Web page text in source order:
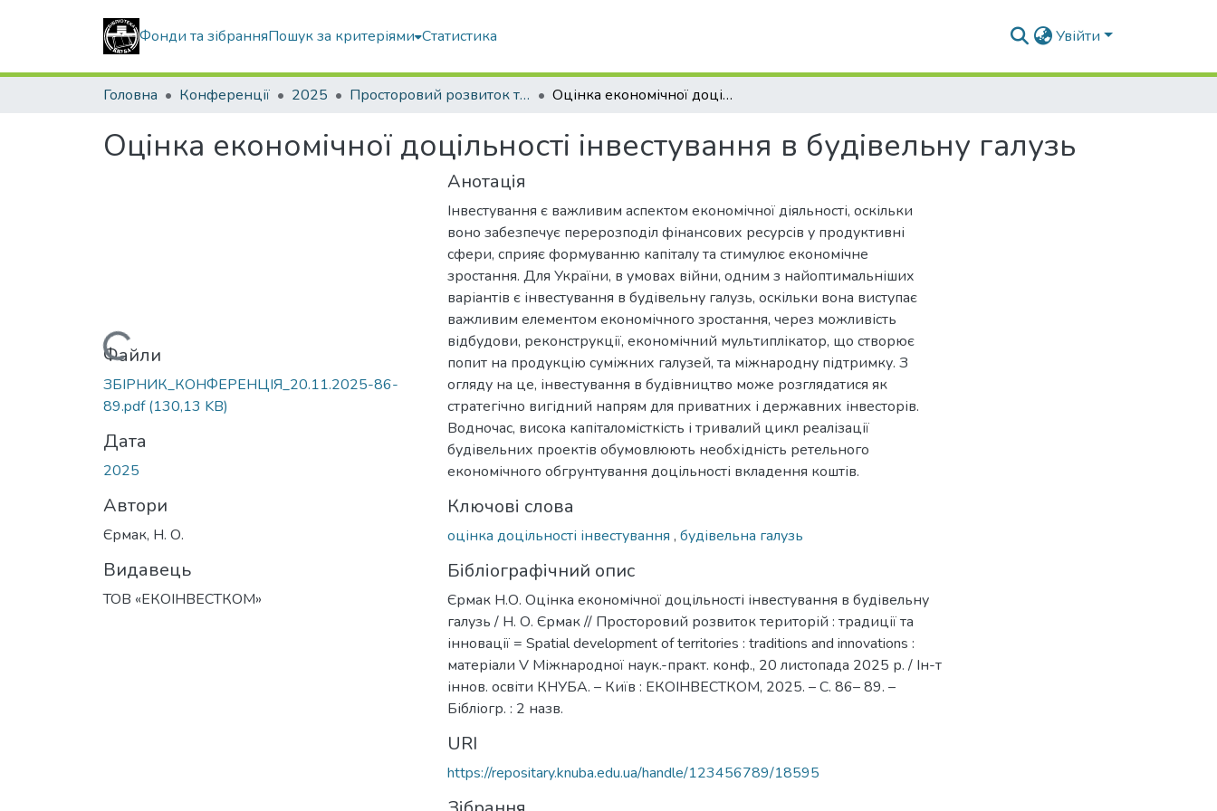
Фонди та зібранняПошук за критеріями Статистика Увійти
Головна Конференції 2025 Просторовий розвиток територій: Традиції та інновації Оцінка економічної доцільності інвестування в будівельну галузь
Оцінка економічної доцільності інвестування в будівельну галузь
Вантажиться...
Файли
ЗБІРНИК_КОНФЕРЕНЦІЯ_20.11.2025-86-
89.pdf(130,13 KB)
Дата
2025
Автори
Єрмак, Н. О.
Видавець
ТОВ «ЕКОІНВЕСТКОМ»
Анотація
Інвестування є важливим аспектом економічної діяльності, оскільки
воно забезпечує перерозподіл фінансових ресурсів у продуктивні
сфери, сприяє формуванню капіталу та стимулює економічне
зростання. Для Ук­раїни, в умовах війни, одним з найоптимальніших
варіантів є інвестуван­ня в будівельну галузь, оскільки вона виступає
важливим елементом еко­номічного зростання, через можливість
відбудови, реконструкції, еконо­мічний мультиплікатор, що створює
попит на продукцію суміжних галу­зей, та міжнародну підтримку. З
огляду на це, інвестування в будівництво може розглядатися як
стратегічно вигідний напрям для приватних і дер­жавних інвесторів.
Водночас, висока капіталомісткість і тривалий цикл реалізації
будівельних проектів обумовлюють необхідність ретельного
економічного обгрунтування доцільності вкладення коштів.
Ключові слова
оцінка доцільності інвестування , будівельна галузь
Бібліографічний опис
Єрмак Н.О. Оцінка економічної доцільності інвестування в будівельну
галузь / Н. О. Єрмак // Просторовий розвиток територій : традиції та
інновації = Spatial development of territories : traditions and innovations :
матеріали V Міжнародної наук.-практ. конф., 20 листопада 2025 р. / Ін-т
іннов. освіти КНУБА. – Київ : ЕКОІНВЕСТКОМ, 2025. – С. 86– 89. –
Бібліогр. : 2 назв.
URI
https://repositary.knuba.edu.ua/handle/123456789/18595